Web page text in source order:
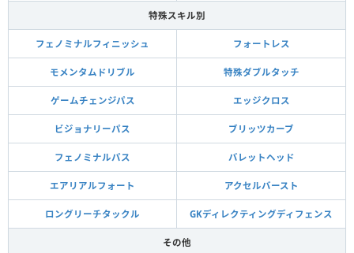
特殊スキル別
フェノミナルフィニッシュ フォートレス
モメンタムドリブル 特殊ダブルタッチ
ゲームチェンジパス エッジクロス
ビジョナリーパス ブリッツカーブ
フェノミナルパス バレットヘッド
エアリアルフォート アクセルバースト
ロングリーチタックル GKディレクティングディフェンス
その他